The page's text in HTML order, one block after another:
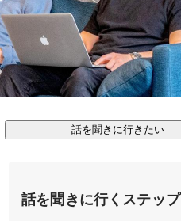
話を聞きに行きたい
話を聞きに行くステップ